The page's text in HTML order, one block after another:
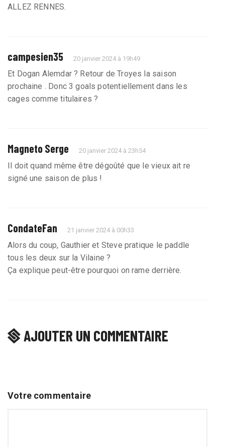
ALLEZ RENNES.
campesien35 20 janvier 2024 à 19h49
Et Dogan Alemdar ? Retour de Troyes la saison
prochaine . Donc 3 goals potentiellement dans les
cages comme titulaires ?
Magneto Serge 20 janvier 2024 à 23h54
Il doit quand même être dégoûté que le vieux ait re
signé une saison de plus !
CondateFan 21 janvier 2024 à 00h33
Alors du coup, Gauthier et Steve pratique le paddle
tous les deux sur la Vilaine ?
Ça explique peut-être pourquoi on rame derrière.
AJOUTER UN COMMENTAIRE
Votre commentaire